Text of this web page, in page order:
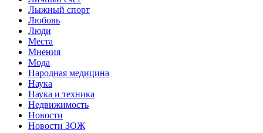
Лыжный спорт
Любовь
Люди
Места
Мнения
Мода
Народная медицина
Наука
Наука и техника
Недвижимость
Новости
Новости ЗОЖ